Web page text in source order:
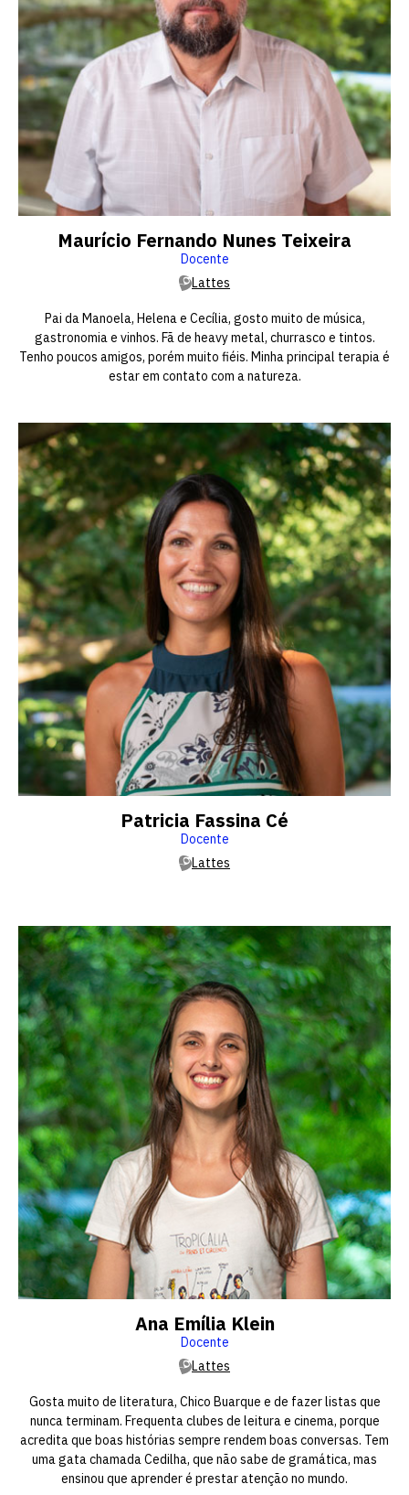
Maurício Fernando Nunes Teixeira
Docente
Lattes
Pai da Manoela, Helena e Cecília, gosto muito de música,
gastronomia e vinhos. Fã de heavy metal, churrasco e tintos.
Tenho poucos amigos, porém muito fiéis. Minha principal terapia é
estar em contato com a natureza.
Patricia Fassina Cé
Docente
Lattes
Ana Emília Klein
Docente
Lattes
Gosta muito de literatura, Chico Buarque e de fazer listas que
nunca terminam. Frequenta clubes de leitura e cinema, porque
acredita que boas histórias sempre rendem boas conversas. Tem
uma gata chamada Cedilha, que não sabe de gramática, mas
ensinou que aprender é prestar atenção no mundo.